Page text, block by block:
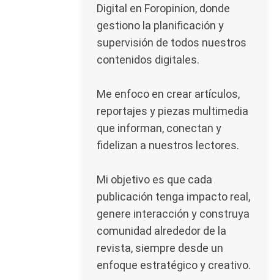
Digital en Foropinion, donde
gestiono la planificación y
supervisión de todos nuestros
contenidos digitales.
Me enfoco en crear artículos,
reportajes y piezas multimedia
que informan, conectan y
fidelizan a nuestros lectores.
Mi objetivo es que cada
publicación tenga impacto real,
genere interacción y construya
comunidad alrededor de la
revista, siempre desde un
enfoque estratégico y creativo.